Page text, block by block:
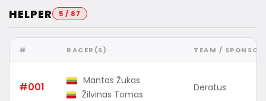
HELPER 5 / 87
# RACER(S) TEAM / SPONSOR
#001
Mantas Žukas
Žilvinas Tomas
Deratus